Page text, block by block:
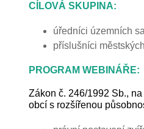
CÍLOVÁ SKUPINA:
úředníci územních
příslušníci
PROGRAM WEBINÁŘE:
Zákon č. 246/1992 Sb.,
obcí s rozšířenou